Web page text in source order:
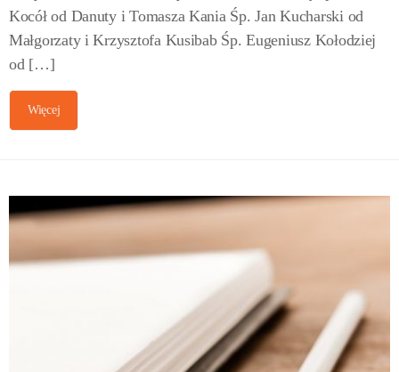
Kocół od Danuty i Tomasza Kania Śp. Jan Kucharski od
Małgorzaty i Krzysztofa Kusibab Śp. Eugeniusz Kołodziej
od […]
Więcej